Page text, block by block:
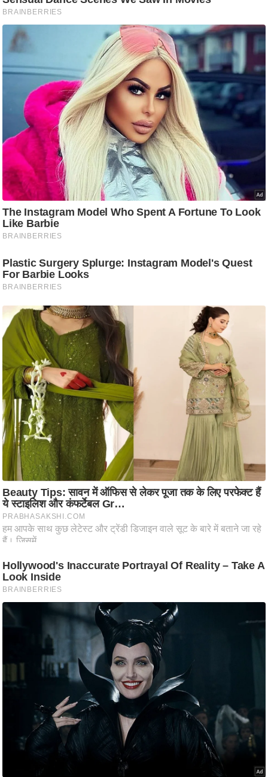
/
फै
श
न
घ
स्खे
प
र्य
ट
न
स्थ
ल
ट
ने
मं
त्रा
रि
ले
श
न
शि
प
रा
ज
नी
ति
वि
श्ले
ष
ण
स
म
तृ
स्तं